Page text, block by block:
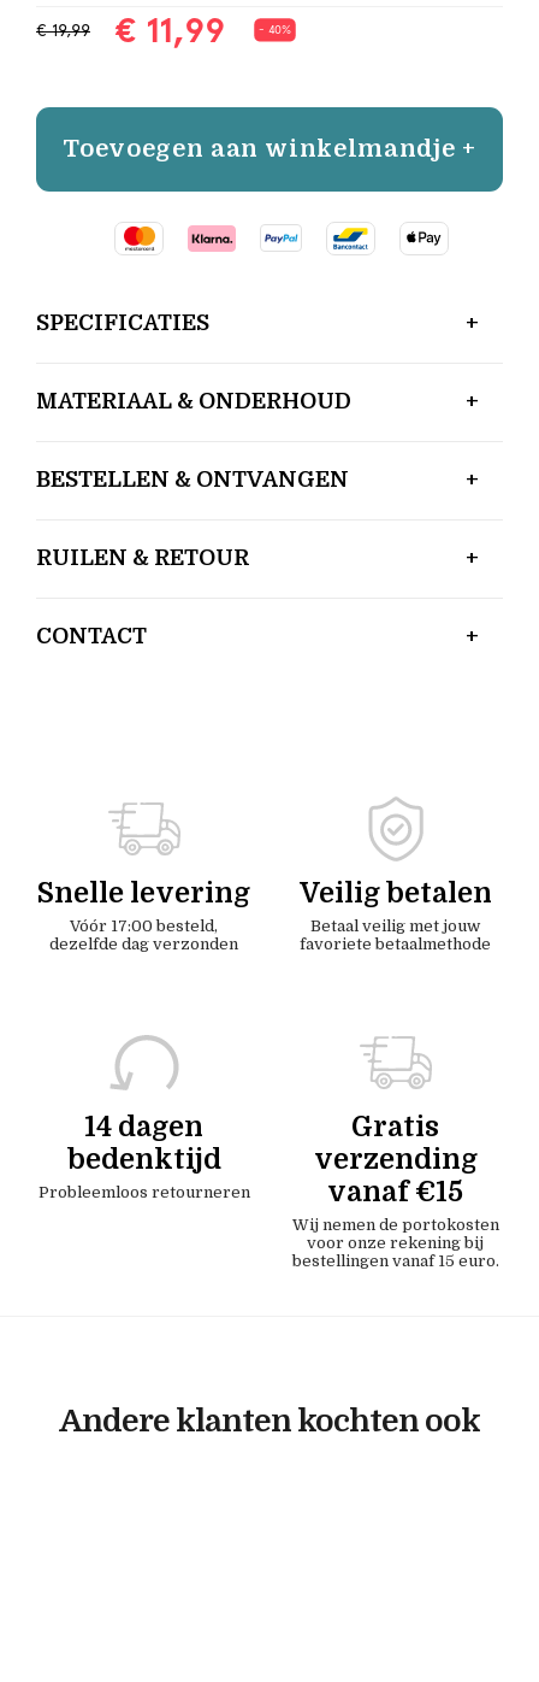
€ 19,99 € 11,99 - 40%
Toevoegen aan winkelmandje +
SPECIFICATIES
MATERIAAL & ONDERHOUD
BESTELLEN & ONTVANGEN
RUILEN & RETOUR
CONTACT
Snelle levering
Vóór 17:00 besteld,
dezelfde dag verzonden
Veilig betalen
Betaal veilig met jouw
favoriete betaalmethode
14 dagen
bedenktijd
Probleemloos retourneren
Gratis
verzending
vanaf €15
Wij nemen de portokosten
voor onze rekening bij
bestellingen vanaf 15 euro.
Andere klanten kochten ook